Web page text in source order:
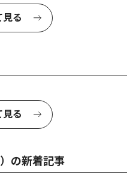
見る
見る
の新着記事